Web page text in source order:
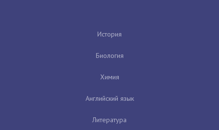
История
Биология
Химия
Английский язык
Литература